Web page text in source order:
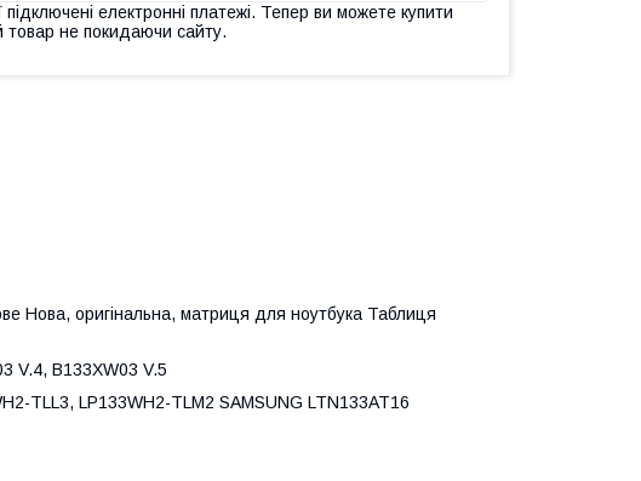
підключені електронні платежі. Тепер ви можете купити
товар не покидаючи сайту.
Нова, оригінальна, матриця для ноутбука Таблиця
V.4, B133XW03 V.5
TLL3, LP133WH2-TLM2 SAMSUNG LTN133AT16